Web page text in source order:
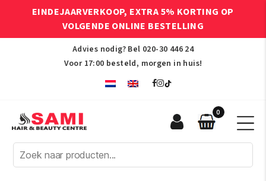
EINDEJAARVERKOOP, EXTRA 5% KORTING OP
VOLGENDE ONLINE BESTELLING
Advies nodig? Bel 020-30 446 24
Voor 17:00 besteld, morgen in huis!
Afro
Hair
0